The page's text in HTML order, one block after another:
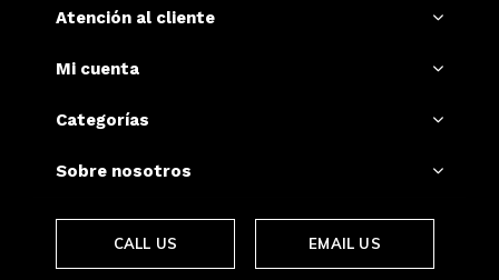
Atención al cliente
Mi cuenta
Categorías
Sobre nosotros
CALL US EMAIL US